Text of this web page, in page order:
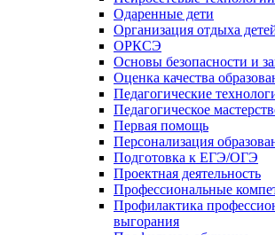
Одаренные дети
Организация отдыха
ОРКСЭ
Основы безопасности и
Оценка качества
Педагогические
Педагогическое
Первая помощь
Персонализация
Подготовка к ЕГЭ/ОГЭ
Проектная деятельность
Профессиональные
Профилактика
выгорания